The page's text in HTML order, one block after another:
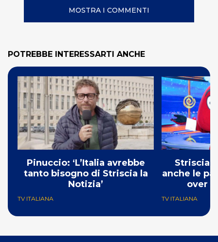
MOSTRA I COMMENTI
POTREBBE INTERESSARTI ANCHE
Pinuccio: ‘L’Italia avrebbe
tanto bisogno di Striscia la
Notizia’
TV ITALIANA
Striscia
anche le
over
TV ITALIANA